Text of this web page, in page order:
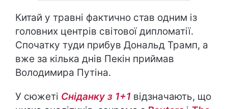
Китай у травні фактично став одним із
головних центрів світової дипломатії.
Спочатку туди прибув Дональд Трамп, а
вже за кілька днів Пекін приймав
Володимира Путіна.
У сюжеті Сніданку з 1+1 відзначають, що